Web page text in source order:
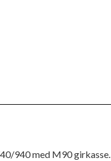
940 med M90 girkasse.